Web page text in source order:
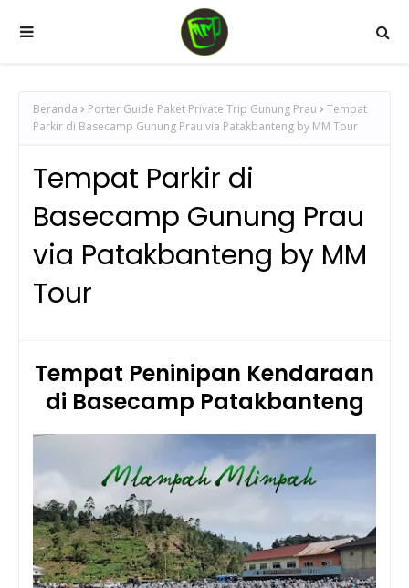
Beranda Porter Guide Paket Private Trip Gunung Prau
Tempat
Parkir di Basecamp Gunung Prau via Patakbanteng by MM Tour
Tempat Parkir di
Basecamp Gunung Prau
via Patakbanteng by MM
Tour
Tempat Peninipan Kendaraan
di Basecamp Patakbanteng